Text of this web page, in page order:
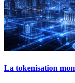
La tokenisation